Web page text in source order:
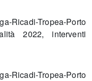
Ricadi-Tropea-Porto
2022, interventi
Ricadi-Tropea-Porto